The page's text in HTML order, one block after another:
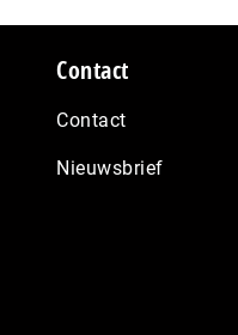
Contact
Contact
Nieuwsbrief